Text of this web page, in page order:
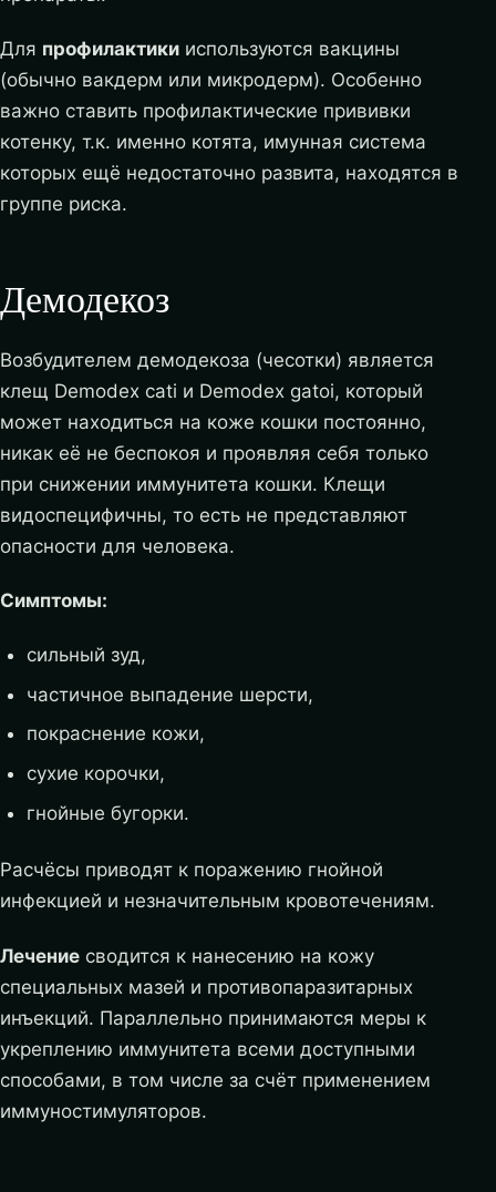
Для профилактики используются вакцины
(обычно вакдерм или микродерм). Особенно
важно ставить профилактические прививки
котенку, т.к. именно котята, имунная система
которых ещё недостаточно развита, находятся в
группе риска.
Демодекоз
Возбудителем демодекоза (чесотки) является
клещ Demodex cati и Demodex gatoi, который
может находиться на коже кошки постоянно,
никак её не беспокоя и проявляя себя только
при снижении иммунитета кошки. Клещи
видоспецифичны, то есть не представляют
опасности для человека.
Симптомы:
сильный зуд,
частичное выпадение шерсти,
покраснение кожи,
сухие корочки,
гнойные бугорки.
Расчёсы приводят к поражению гнойной
инфекцией и незначительным кровотечениям.
Лечение сводится к нанесению на кожу
специальных мазей и противопаразитарных
инъекций. Параллельно принимаются меры к
укреплению иммунитета всеми доступными
способами, в том числе за счёт применением
иммуностимуляторов.